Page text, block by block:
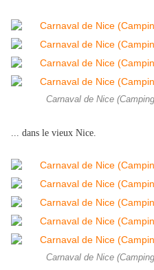
Carnaval de Nice
... dans le vieux Nice.
Carnaval de Nice